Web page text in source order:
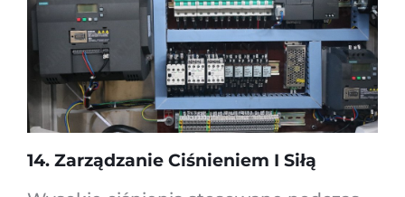
14. Zarządzanie Ciśnieniem I Siłą